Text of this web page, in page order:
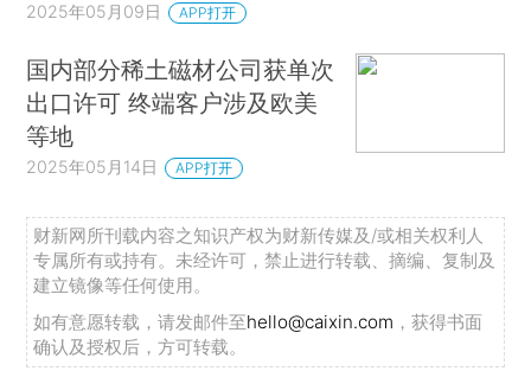
2025年05月09日 APP打开
国内部分稀土磁材公司获单次
出口许可 终端客户涉及欧美
等地
2025年05月14日 APP打开
财新网所刊载内容之知识产权为财新传媒及/或相关权利人
专属所有或持有。未经许可，禁止进行转载、摘编、复制及
建立镜像等任何使用。
如有意愿转载，请发邮件至hello@caixin.com ，获得书面
确认及授权后，方可转载。